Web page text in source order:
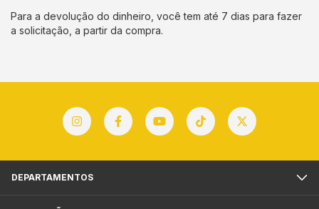
Para a devolução do dinheiro, você tem até 7 dias para fazer
a solicitação, a partir da compra.
DEPARTAMENTOS